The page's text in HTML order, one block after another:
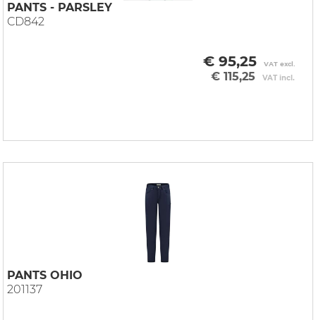
PANTS - PARSLEY
CD842
€ 95,25 VAT excl.
€ 115,25 VAT incl.
PANTS OHIO
201137